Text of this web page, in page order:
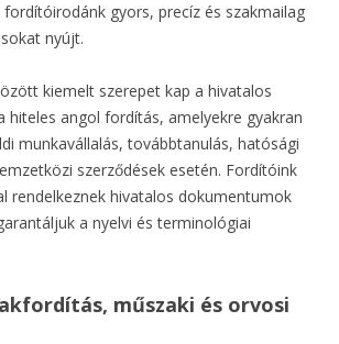
gyors, precíz és szakmailag
nyújt.
kiemelt szerepet kap a hivatalos
hiteles angol fordítás, amelyekre gyakran
munkavállalás, továbbtanulás, hatósági
szerződések esetén. Fordítóink
rendelkeznek hivatalos dokumentumok
a nyelvi és terminológiai
műszaki és orvosi